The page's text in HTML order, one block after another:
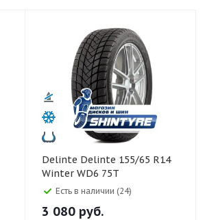
Delinte Delinte 155/65 R14
Winter WD6 75T
Есть в наличии (24)
3 080 руб.